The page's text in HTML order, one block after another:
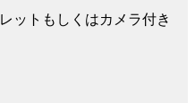
ットもしくはカメラ付き